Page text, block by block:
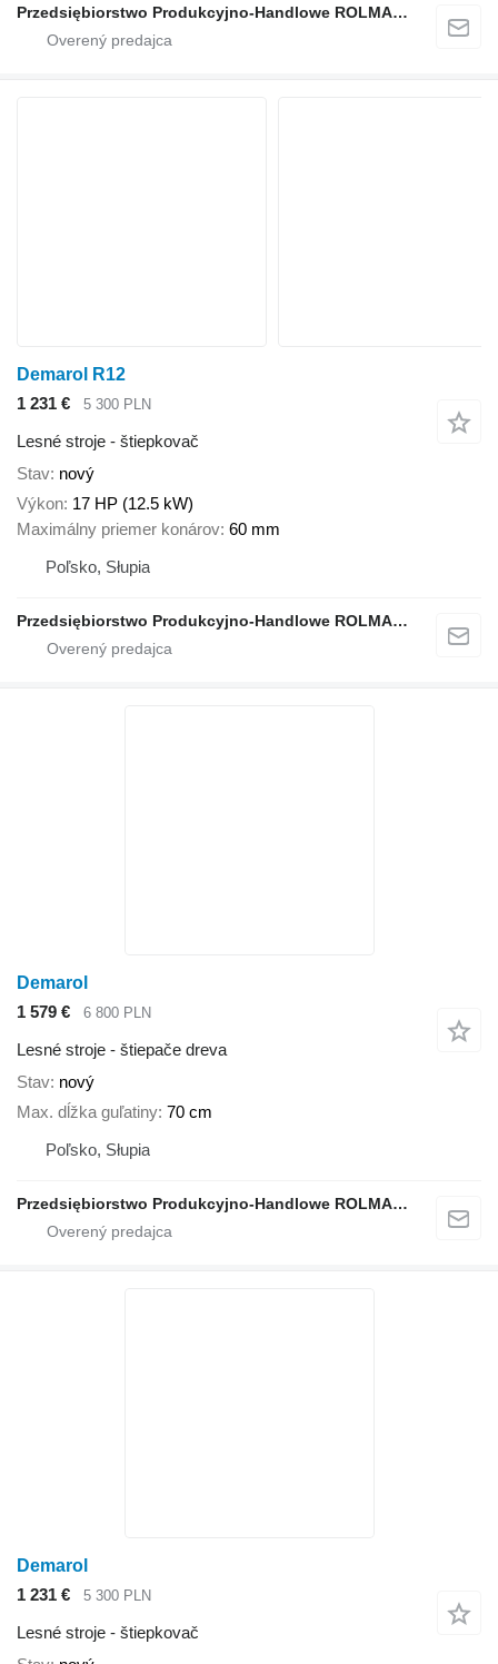
Przedsiębiorstwo Produkcyjno-Handlowe ROLMAPOL Marcin Dziekan
Demarol R12
1 231 €
5 300 PLN
Lesné stroje - štiepkovač
Stav nový
Výkon 17 HP (12.5 kW)
Maximálny priemer konárov 60 mm
Poľsko, Słupia
Przedsiębiorstwo Produkcyjno-Handlowe ROLMAPOL Marcin Dziekan
Demarol
1 579 €
6 800 PLN
Lesné stroje - štiepače dreva
Stav nový
Max. dĺžka guľatiny 70 cm
Poľsko, Słupia
Przedsiębiorstwo Produkcyjno-Handlowe ROLMAPOL Marcin Dziekan
Demarol
1 231 €
5 300 PLN
Lesné stroje - štiepkovač